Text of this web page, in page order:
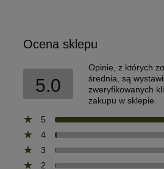
Ocena sklepu
5.0
Opinie, z których
średnia, są
zweryfikowanych
zakupu w sklepie.
5
4
3
2